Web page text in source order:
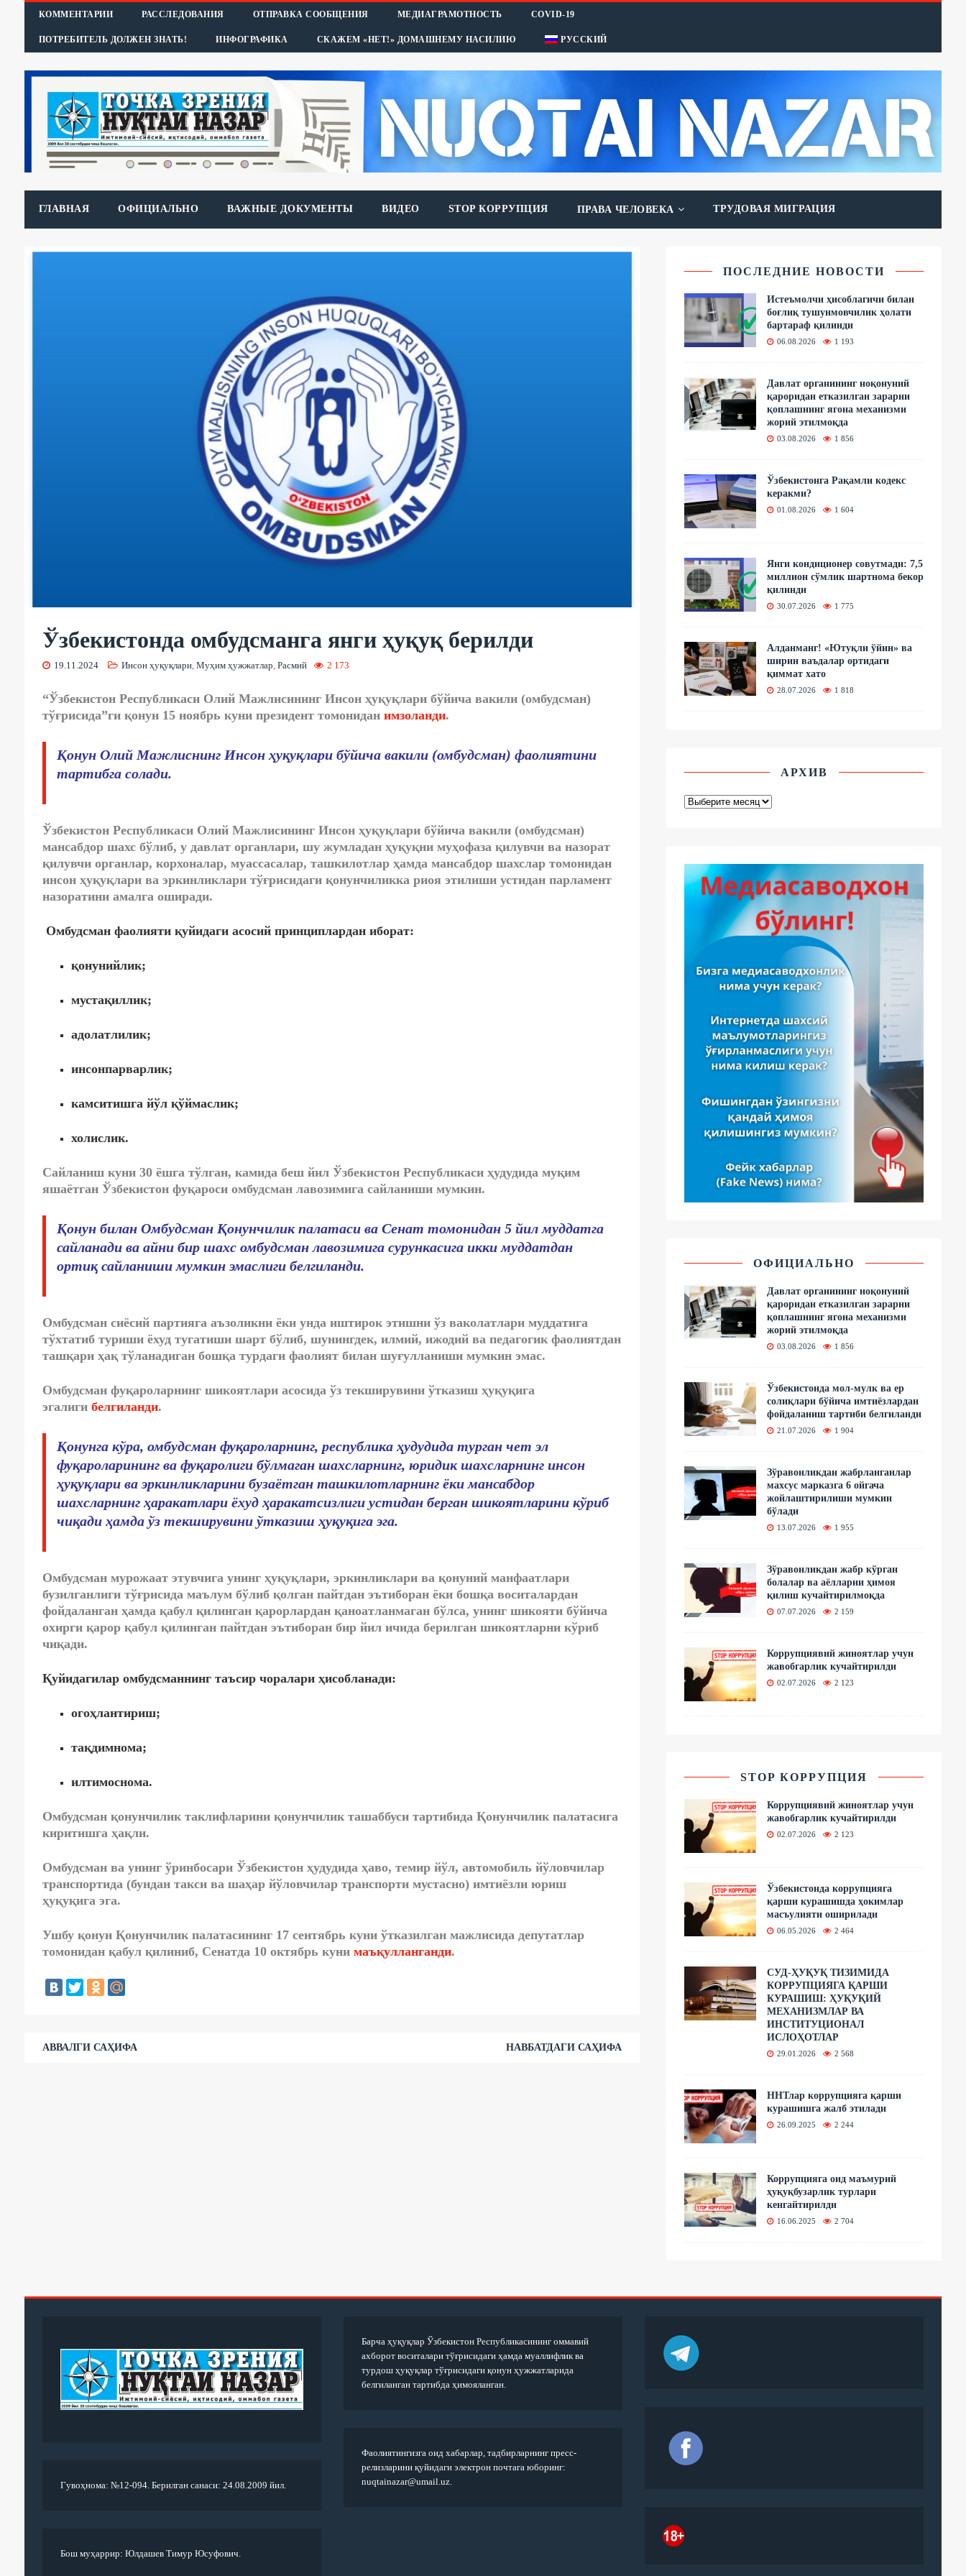
КОММЕНТАРИИ РАССЛЕДОВАНИЯ ОТПРАВКА СООБЩЕНИЯ МЕДИАГРАМОТНОСТЬ COVID-19
ПОТРЕБИТЕЛЬ ДОЛЖЕН ЗНАТЬ! ИНФОГРАФИКА СКАЖЕМ «НЕТ!» ДОМАШНЕМУ НАСИЛИЮ РУССКИЙ
ГЛАВНАЯ ОФИЦИАЛЬНО ВАЖНЫЕ ДОКУМЕНТЫ ВИДЕО STOP КОРРУПЦИЯ ПРАВА ЧЕЛОВЕКА ТРУДОВАЯ МИГРАЦИЯ
Ўзбекистонда омбудсманга янги ҳуқуқ берилди
19.11.2024 Инсон ҳуқуқлари, Муҳим ҳужжатлар, Расмий 2 173
“Ўзбекистон Республикаси Олий Мажлисининг Инсон ҳуқуқлари бўйича вакили (омбудсман)
тўғрисида”ги қонун 15 ноябрь куни президент томонидан имзоланди.
Қонун Олий Мажлиснинг Инсон ҳуқуқлари бўйича вакили (омбудсман) фаолиятини
тартибга солади.
Ўзбекистон Республикаси Олий Мажлисининг Инсон ҳуқуқлари бўйича вакили (омбудсман)
мансабдор шахс бўлиб, у давлат органлари, шу жумладан ҳуқуқни муҳофаза қилувчи ва назорат
қилувчи органлар, корхоналар, муассасалар, ташкилотлар ҳамда мансабдор шахслар томонидан
инсон ҳуқуқлари ва эркинликлари тўғрисидаги қонунчиликка риоя этилиши устидан парламент
назоратини амалга оширади.
Омбудсман фаолияти қуйидаги асосий принциплардан иборат:
қонунийлик;
мустақиллик;
адолатлилик;
инсонпарварлик;
камситишга йўл қўймаслик;
холислик.
Сайланиш куни 30 ёшга тўлган, камида беш йил Ўзбекистон Республикаси ҳудудида муқим
яшаётган Ўзбекистон фуқароси омбудсман лавозимига сайланиши мумкин.
Қонун билан Омбудсман Қонунчилик палатаси ва Сенат томонидан 5 йил муддатга
сайланадива айни бир шахс омбудсман лавозимига сурункасига икки муддатдан
ортиқ сайланиши мумкин эмаслиги белгиланди.
Омбудсман сиёсий партияга аъзоликни ёки унда иштирок этишни ўз ваколатлари муддатига
тўхтатиб туриши ёхуд тугатиши шарт бўлиб, шунингдек, илмий, ижодий ва педагогик фаолиятдан
ташқари ҳақ тўланадиган бошқа турдаги фаолият билан шуғулланиши мумкин эмас.
Омбудсман фуқароларнинг шикоятлари асосида ўз текширувини ўтказиш ҳуқуқига
эгалиги белгиланди.
Қонунга кўра, омбудсман фуқароларнинг, республика ҳудудида турган чет эл
фуқароларининг ва фуқаролиги бўлмаган шахсларнинг, юридик шахсларнинг инсон
ҳуқуқлари ва эркинликларини бузаётган ташкилотларнинг ёки мансабдор
шахсларнинг ҳаракатлари ёхуд ҳаракатсизлиги устидан берган шикоятларини кўриб
чиқади ҳамда ўз текширувини ўтказиш ҳуқуқига эга.
Омбудсман мурожаат этувчига унинг ҳуқуқлари, эркинликлари ва қонуний манфаатлари
бузилганлиги тўғрисида маълум бўлиб қолган пайтдан эътиборан ёки бошқа воситалардан
фойдаланган ҳамда қабул қилинган қарорлардан қаноатланмаган бўлса, унинг шикояти бўйича
охирги қарор қабул қилинган пайтдан эътиборан бир йил ичида берилган шикоятларни кўриб
чиқади.
Қуйидагилар омбудсманнинг таъсир чоралари ҳисобланади:
огоҳлантириш;
тақдимнома;
илтимоснома.
Омбудсман қонунчилик таклифларини қонунчилик ташаббуси тартибида Қонунчилик палатасига
киритишга ҳақли.
Омбудсман ва унинг ўринбосари Ўзбекистон ҳудудида ҳаво, темир йўл, автомобиль йўловчилар
транспортида (бундан такси ва шаҳар йўловчилар транспорти мустасно) имтиёзли юриш
ҳуқуқига эга.
Ушбу қонун Қонунчилик палатасининг 17 сентябрь куни ўтказилган мажлисида депутатлар
томонидан қабул қилиниб, Сенатда 10 октябрь куни маъқулланганди.
АВВАЛГИ САҲИФА НАВБАТДАГИ САҲИФА
ПОСЛЕДНИЕ НОВОСТИ
Истеъмолчи ҳисоблагичи билан
боғлиқ тушунмовчилик ҳолати
бартараф қилинди
06.08.2026 1 193
Давлат органининг ноқонуний
қароридан етказилган зарарни
қоплашнинг ягона механизми
жорий этилмоқда
03.08.2026 1 856
Ўзбекистонга Рақамли кодекс
керакми?
01.08.2026 1 604
Янги кондиционер совутмади: 7,5
миллион сўмлик шартнома бекор
қилинди
30.07.2026 1 775
Алданманг! «Ютуқли ўйин» ва
ширин ваъдалар ортидаги
қиммат хато
28.07.2026 1 818
АРХИВ
ОФИЦИАЛЬНО
Давлат органининг ноқонуний
қароридан етказилган зарарни
қоплашнинг ягона механизми
жорий этилмоқда
03.08.2026 1 856
Ўзбекистонда мол-мулк ва ер
солиқлари бўйича имтиёзлардан
фойдаланиш тартиби белгиланди
21.07.2026 1 904
Зўравонликдан жабрланганлар
махсус марказга 6 ойгача
жойлаштирилиши мумкин
бўлади
13.07.2026 1 955
Зўравонликдан жабр кўрган
болалар ва аёлларни ҳимоя
қилиш кучайтирилмоқда
07.07.2026 2 159
Коррупциявий жиноятлар учун
жавобгарлик кучайтирилди
02.07.2026 2 123
STOP КОРРУПЦИЯ
Коррупциявий жиноятлар учун
жавобгарлик кучайтирилди
02.07.2026 2 123
Ўзбекистонда коррупцияга
қарши курашишда ҳокимлар
масъулияти оширилади
06.05.2026 2 464
СУД-ҲУҚУҚ ТИЗИМИДА
КОРРУПЦИЯГА ҚАРШИ
КУРАШИШ: ҲУҚУҚИЙ
МЕХАНИЗМЛАР ВА
ИНСТИТУЦИОНАЛ
ИСЛОҲОТЛАР
29.01.2026 2 568
ННТлар коррупцияга қарши
курашишга жалб этилади
26.09.2025 2 244
Коррупцияга оид маъмурий
ҳуқуқбузарлик турлари
кенгайтирилди
16.06.2025 2 704
Гувоҳнома: №12-094. Берилган санаси: 24.08.2009 йил.
Бош муҳаррир: Юлдашев Тимур Юсуфович.
Барча ҳуқуқлар Ўзбекистон Республикасининг оммавий
ахборот воситалари тўғрисидаги ҳамда муаллифлик ва
турдош ҳуқуқлар тўғрисидаги қонун ҳужжатларида
белгиланган тартибда ҳимояланган.
Фаолиятингизга оид хабарлар, тадбирларнинг пресс-
релизларини қуйидаги электрон почтага юборинг:
nuqtainazar@umail.uz.